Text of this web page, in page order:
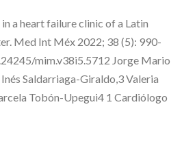
a heart failure clinic of a Latin
Med Int Méx 2022; 38 (5): 990-
mim.v38i5.5712 Jorge Mario
Saldarriaga-Giraldo,3 Valeria
Tobón-Upegui4 1 Cardiólogo